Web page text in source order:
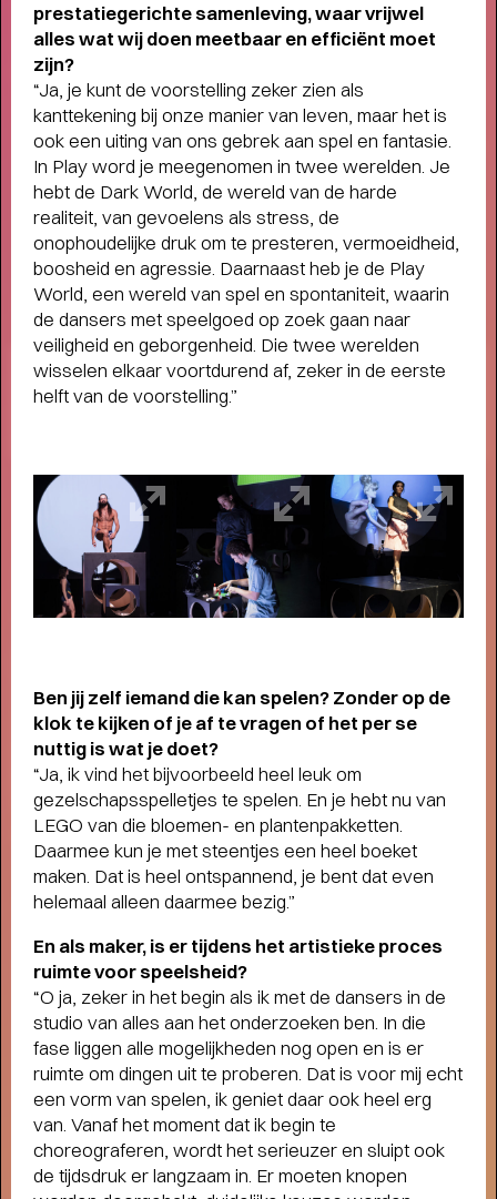
FAMILIE VOORSTELLINGEN VOOR
KLEINE EN GROTE KINDEREN
STADSPARK 100 JAAR
concerten op de Drafbaan
prestatiegerichte samenleving, waar vrijwel
alles wat wij doen meetbaar en efficiënt moet
zijn?
“Ja, je kunt de voorstelling zeker zien als
kanttekening bij onze manier van leven, maar het is
ook een uiting van ons gebrek aan spel en fantasie.
In Play word je meegenomen in twee werelden. Je
hebt de Dark World, de wereld van de harde
realiteit, van gevoelens als stress, de
onophoudelijke druk om te presteren, vermoeidheid,
boosheid en agressie. Daarnaast heb je de Play
World, een wereld van spel en spontaniteit, waarin
de dansers met speelgoed op zoek gaan naar
veiligheid en geborgenheid. Die twee werelden
wisselen elkaar voortdurend af, zeker in de eerste
helft van de voorstelling.”
Ben jij zelf iemand die kan spelen? Zonder op de
klok te kijken of je af te vragen of het per se
nuttig is wat je doet?
“Ja, ik vind het bijvoorbeeld heel leuk om
gezelschapsspelletjes te spelen. En je hebt nu van
LEGO van die bloemen- en plantenpakketten.
Daarmee kun je met steentjes een heel boeket
maken. Dat is heel ontspannend, je bent dat even
helemaal alleen daarmee bezig.”
En als maker, is er tijdens het artistieke proces
ruimte voor speelsheid?
“O ja, zeker in het begin als ik met de dansers in de
studio van alles aan het onderzoeken ben. In die
fase liggen alle mogelijkheden nog open en is er
ruimte om dingen uit te proberen. Dat is voor mij echt
een vorm van spelen, ik geniet daar ook heel erg
van. Vanaf het moment dat ik begin te
choreograferen, wordt het serieuzer en sluipt ook
de tijdsdruk er langzaam in. Er moeten knopen